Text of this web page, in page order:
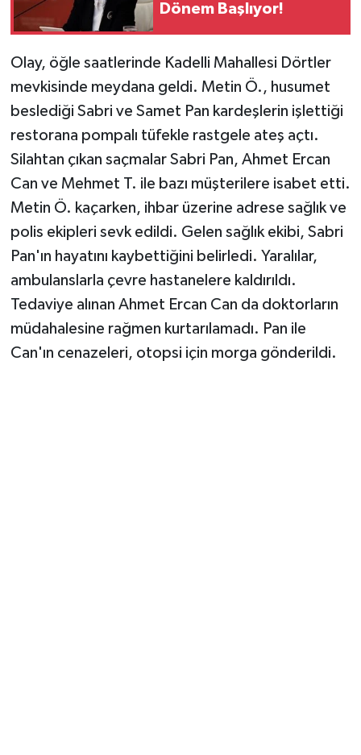
Dönem Başlıyor!
Olay, öğle saatlerinde Kadelli Mahallesi Dörtler
mevkisinde meydana geldi. Metin Ö., husumet
beslediği Sabri ve Samet Pan kardeşlerin işlettiği
restorana pompalı tüfekle rastgele ateş açtı.
Silahtan çıkan saçmalar Sabri Pan, Ahmet Ercan
Can ve Mehmet T. ile bazı müşterilere isabet etti.
Metin Ö. kaçarken, ihbar üzerine adrese sağlık ve
polis ekipleri sevk edildi. Gelen sağlık ekibi, Sabri
Pan'ın hayatını kaybettiğini belirledi. Yaralılar,
ambulanslarla çevre hastanelere kaldırıldı.
Tedaviye alınan Ahmet Ercan Can da doktorların
müdahalesine rağmen kurtarılamadı. Pan ile
Can'ın cenazeleri, otopsi için morga gönderildi.
Sokak Hayvanlarını Sahiplendirme
Sonsöz Özel
Spor
Vasıta
Yaşam